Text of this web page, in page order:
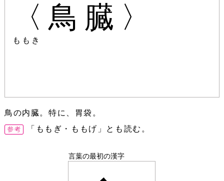
〈鳥臓〉
ももき
鳥の内臓。特に、胃袋。
「ももぎ・ももげ」とも読む。
言葉の最初の漢字